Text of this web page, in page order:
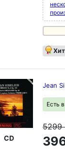
CD
Jean
Есть
5299